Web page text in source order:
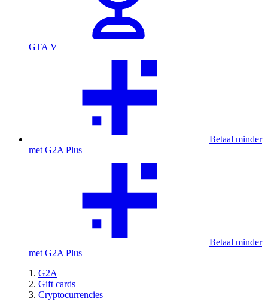
GTA V
Betaal minder
met G2A Plus
Betaal minder
met G2A Plus
G2A
Gift cards
Cryptocurrencies